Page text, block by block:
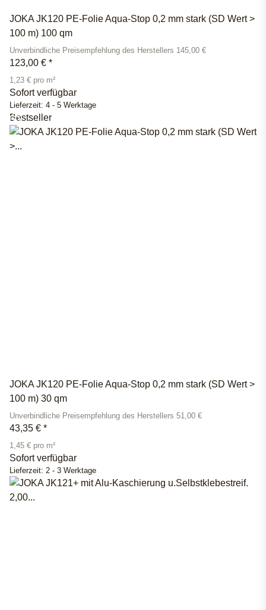
JOKA JK120 PE-Folie Aqua-Stop 0,2 mm stark (SD Wert >
100 m) 100 qm
Unverbindliche Preisempfehlung des Herstellers 145,00 €
123,00 € *
1,23 € pro m²
Sofort verfügbar
Lieferzeit: 4 - 5 Werktage
Bestseller
JOKA JK120 PE-Folie Aqua-Stop 0,2 mm stark (SD Wert >
100 m) 30 qm
Unverbindliche Preisempfehlung des Herstellers 51,00 €
43,35 € *
1,45 € pro m²
Sofort verfügbar
Lieferzeit: 2 - 3 Werktage